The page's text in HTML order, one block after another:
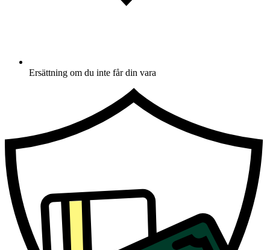
Ersättning om du inte får din vara